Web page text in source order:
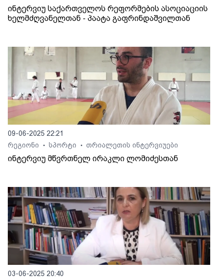
ინტერვიუ საქართველოს რეფორმების ასოციაციის
ხელმძღვანელთან - პაატა გაფრინდაშვილთან
09-06-2025 22:21
რეგიონი
• სპორტი • თრიალეთის ინტერვიუები
ინტერვიუ მწვრთნელ ირაკლი ლომიძესთან
03-06-2025 20:40